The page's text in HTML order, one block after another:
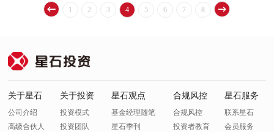
1 2 3 4 5 6 7 8
关于星石
公司介绍
高级合伙人
关于投资
投资模式
投资团队
星石观点
基金经理随笔
星石季刊
合规风控
合规风控
投资者教育
星石服务
联系星石
会员服务